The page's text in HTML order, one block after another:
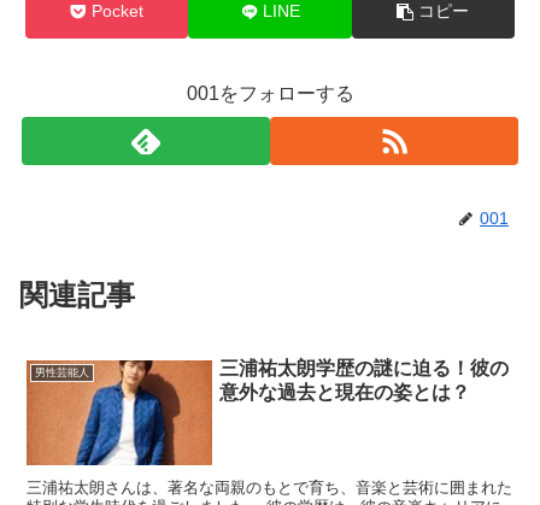
Pocket LINE コピー
001をフォローする
001
関連記事
男性芸能人
三浦祐太朗学歴の謎に迫る！彼の
意外な過去と現在の姿とは？
三浦祐太朗さんは、著名な両親のもとで育ち、音楽と芸術に囲まれた